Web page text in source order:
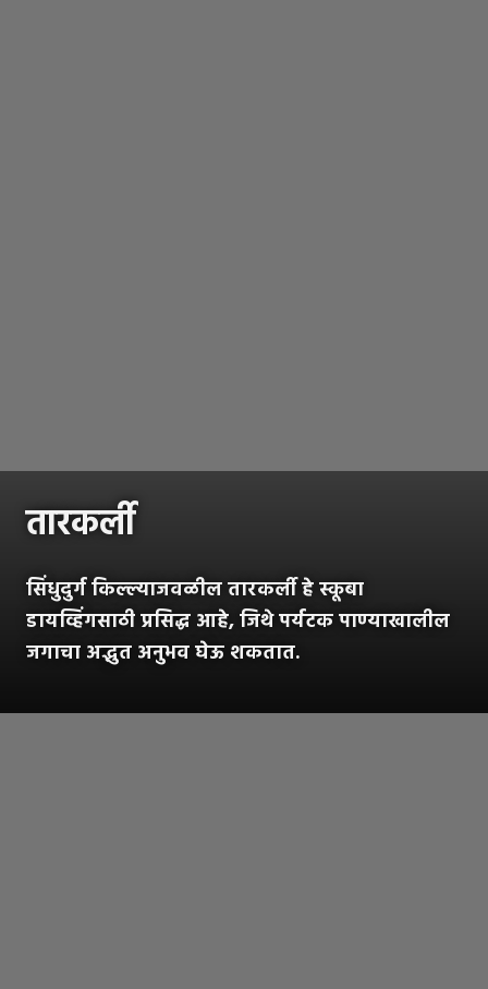
तारकर्ली
सिंधुदुर्ग किल्ल्याजवळील तारकर्ली हे स्कूबा
डायव्हिंगसाठी प्रसिद्ध आहे, जिथे पर्यटक पाण्याखालील
जगाचा अद्भुत अनुभव घेऊ शकतात.